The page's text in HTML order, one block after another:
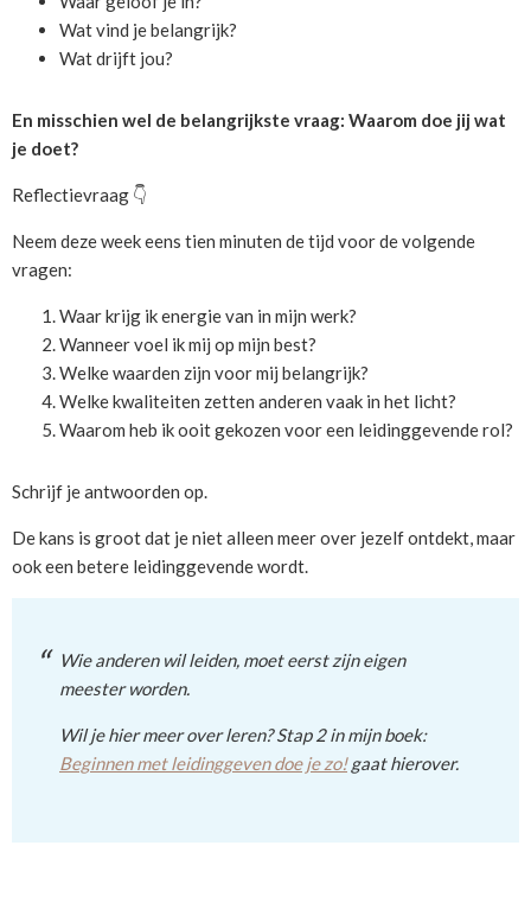
Wat vind je belangrijk?
Wat drijft jou?
En misschien wel de belangrijkste vraag: Waarom doe jij wat
je doet?
Reflectievraag 👇
Neem deze week eens tien minuten de tijd voor de volgende
vragen:
Waar krijg ik energie van in mijn werk?
Wanneer voel ik mij op mijn best?
Welke waarden zijn voor mij belangrijk?
Welke kwaliteiten zetten anderen vaak in het licht?
Waarom heb ik ooit gekozen voor een leidinggevende rol?
Schrijf je antwoorden op.
De kans is groot dat je niet alleen meer over jezelf ontdekt, maar
ook een betere leidinggevende wordt.
Wie anderen wil leiden, moet eerst zijn eigen
meester worden.
Wil je hier meer over leren? Stap 2 in mijn boek:
Beginnen met leidinggeven doe je zo!gaat hierover.